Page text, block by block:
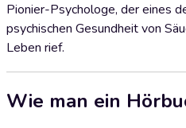
Pionier-Psychologe, der eines
psychischen Gesundheit von
Leben rief.
Wie man ein